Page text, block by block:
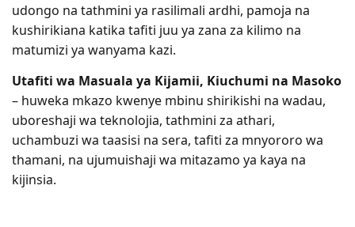
udongo na tathmini ya rasilimali ardhi, pamoja na
kushirikiana katika tafiti juu ya zana za kilimo na
matumizi ya wanyama kazi.
Utafiti wa Masuala ya Kijamii, Kiuchumi na Masoko
– huweka mkazo kwenye mbinu shirikishi na wadau,
uboreshaji wa teknolojia, tathmini za athari,
uchambuzi wa taasisi na sera, tafiti za mnyororo wa
thamani, na ujumuishaji wa mitazamo ya kaya na
kijinsia.